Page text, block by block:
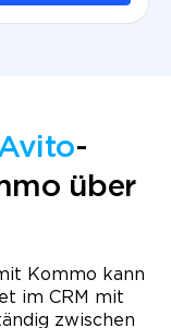
Avito-
über
Kommo kann
im CRM mit
zwischen